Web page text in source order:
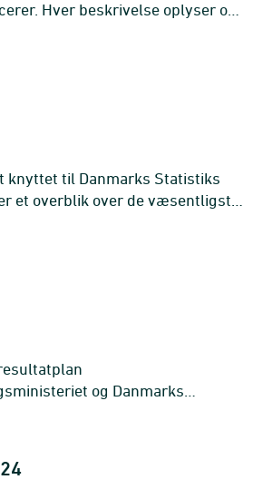
Hver beskrivelse oplyser om
indhold samt eventuelle udvikli
knyttet til Danmarks Statistiks
et overblik over de væsentligste
i 20 ...
og Danmarks
i Danmarks Statistiks